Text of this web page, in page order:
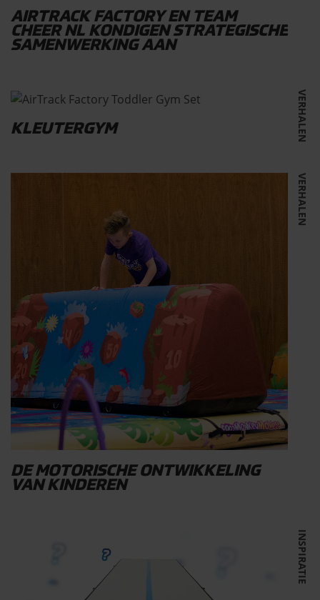
AIRTRACK FACTORY EN TEAM
CHEER NL KONDIGEN STRATEGISCHE
SAMENWERKING AAN
VERHALEN
KLEUTERGYM
VERHALEN
DE MOTORISCHE ONTWIKKELING
VAN KINDEREN
INSPIRATIE